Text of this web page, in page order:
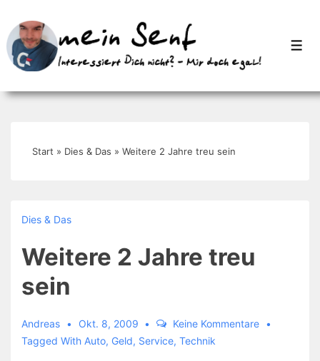
Zum
Inhalt
Start » Dies & Das » Weitere 2 Jahre treu sein
Dies & Das
Weitere 2 Jahre treu
sein
Andreas Okt. 8, 2009
Keine Kommentare
Tagged With Auto, Geld, Service, Technik